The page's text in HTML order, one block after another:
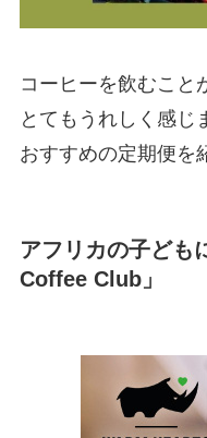
コーヒーを飲むこと
とてもうれしく感じ
おすすめの定期便を
アフリカの子ども
Coffee Club」